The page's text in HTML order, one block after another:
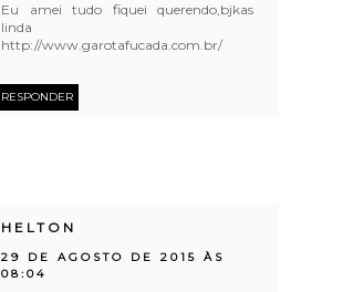
Eu amei tudo fiquei querendo,bjkas
linda
http://www.garotafucada.com.br/
RESPONDER
HELTON
29 DE AGOSTO DE 2015 ÀS
08:04